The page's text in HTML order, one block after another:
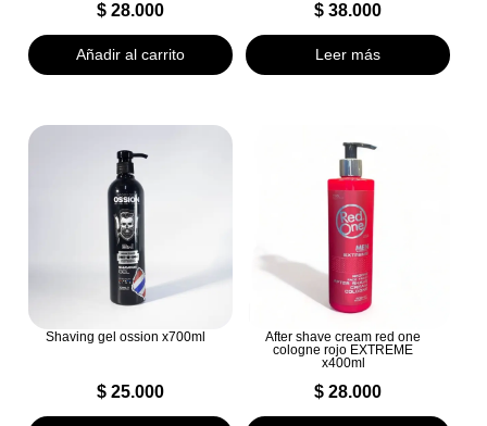
$28.000
Añadir al carrito
$38.000
Leer más
Shaving gel ossion x700ml
$25.000
After shave cream red one
cologne rojo EXTREME
x400ml
$28.000